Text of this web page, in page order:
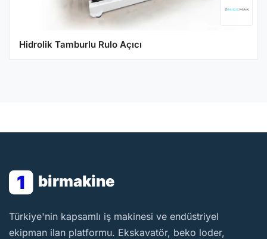
Hidrolik Tamburlu Rulo Açıcı
1 birmakine
BirMakine
Türkiye'nin kapsamlı iş makinesi ve endüstriyel
ekipman ilan platformu. Ekskavatör, beko loder,